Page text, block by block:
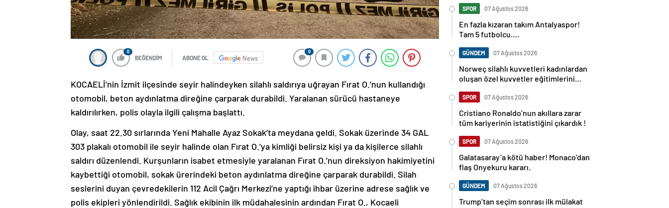
0
BEĞENDİM ABONE OL News
0
KOCAELİ’nin İzmit ilçesinde seyir halindeyken silahlı saldırıya uğrayan Fırat O.’nun kullandığı
otomobil, beton aydınlatma direğine çarparak durabildi. Yaralanan sürücü hastaneye
kaldırılırken, polis olayla ilgili çalışma başlattı.
Olay, saat 22.30 sırlarında Yeni Mahalle Ayaz Sokak’ta meydana geldi. Sokak üzerinde 34 GAL
303 plakalı otomobil ile seyir halinde olan Fırat O.’ya kimliği belirsiz kişi ya da kişilerce silahlı
saldırı düzenlendi. Kurşunların isabet etmesiyle yaralanan Fırat O.’nun direksiyon hakimiyetini
kaybettiği otomobil, sokak ürerindeki beton aydınlatma direğine çarparak durabildi. Silah
seslerini duyan çevredekilerin 112 Acil Çağrı Merkezi’ne yaptığı ihbar üzerine adrese sağlık ve
polis ekipleri yönlendirildi. Sağlık ekibinin ilk müdahalesinin ardından Fırat O., Kocaeli
SPOR 07 Ağustos 2026
En fazla kızaran takım Antalyaspor!
Tam 5 futbolcu….
GÜNDEM 07 Ağustos 2026
Norweç silahlı kuvvetleri kadınlardan
oluşan özel kuvvetler eğitimlerini
SPOR 07 Ağustos 2026
Cristiano Ronaldo’nun akıllara zarar
tüm kariyerinin istatistiğini çıkardık !
SPOR 07 Ağustos 2026
Galatasaray’a kötü haber! Monaco’dan
flaş Onyekuru kararı.
GÜNDEM 07 Ağustos 2026
Trump’tan seçim sonrası ilk mülakat